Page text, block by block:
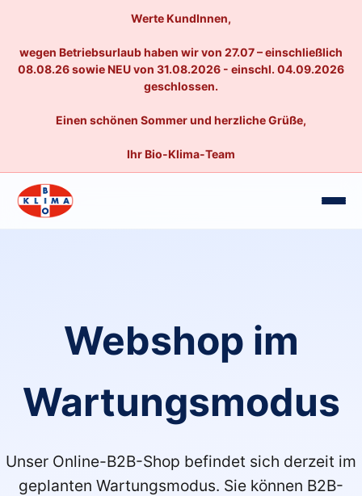
Werte KundInnen,
wegen Betriebsurlaub haben wir von 27.07 – einschließlich
08.08.26 sowie NEU von 31.08.2026 - einschl. 04.09.2026
geschlossen.
Einen schönen Sommer und herzliche Grüße,
Ihr Bio-Klima-Team
Webshop im
Wartungsmodus
Unser Online-B2B-Shop befindet sich derzeit im
geplanten Wartungsmodus. Sie können B2B-